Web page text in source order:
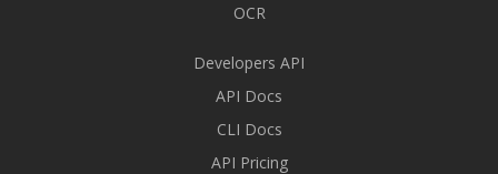
OCR
Developers API
API Docs
CLI Docs
API Pricing